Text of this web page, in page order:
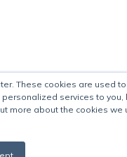
These cookies are used
services to you,
more about the cookies we